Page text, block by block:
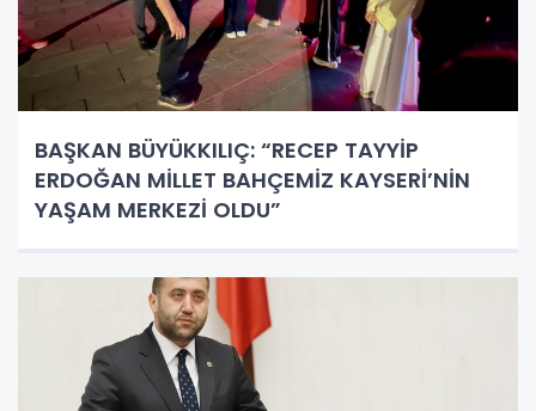
BAŞKAN BÜYÜKKILIÇ: “RECEP TAYYİP
ERDOĞAN MİLLET BAHÇEMİZ KAYSERİ’NİN
YAŞAM MERKEZİ OLDU”